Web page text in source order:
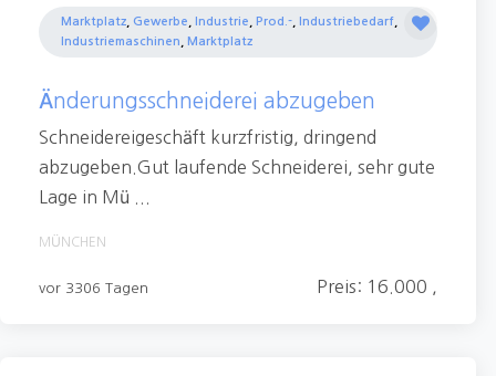
Marktplatz Gewerbe Industrie Prod.- Industriebedarf
Industriemaschinen
Marktplatz
Änderungsschneiderei abzugeben
Schneidereigeschäft kurzfristig, dringend
abzugeben.Gut laufende Schneiderei, sehr gute
Lage in Mü ...
MÜNCHEN
vor 3306 Tagen Preis: 16.000 ,